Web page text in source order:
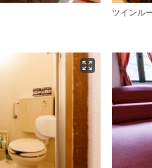
ツインル